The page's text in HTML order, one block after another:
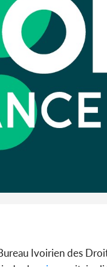
Ivoirien des